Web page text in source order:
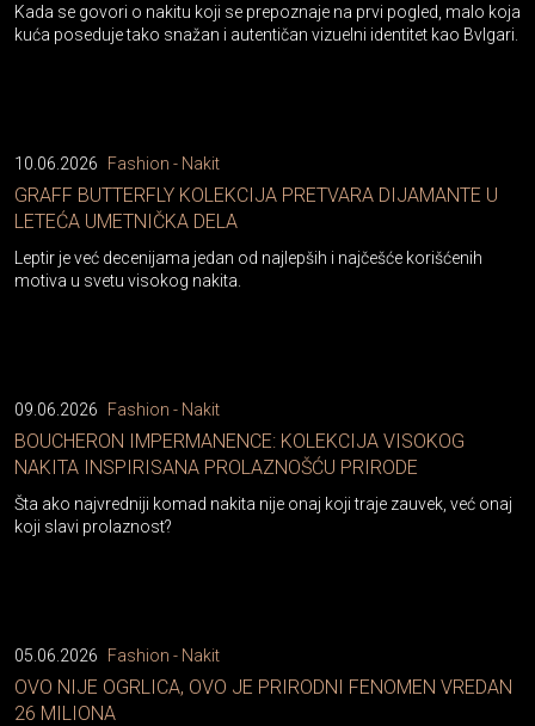
Kada se govori o nakitu koji se prepoznaje na prvi pogled, malo koja
kuća poseduje tako snažan i autentičan vizuelni identitet kao Bvlgari.
10.06.2026 Fashion - Nakit
GRAFF BUTTERFLY KOLEKCIJA PRETVARA DIJAMANTE U
LETEĆA UMETNIČKA DELA
Leptir je već decenijama jedan od najlepših i najčešće korišćenih
motiva u svetu visokog nakita.
09.06.2026 Fashion - Nakit
BOUCHERON IMPERMANENCE: KOLEKCIJA VISOKOG
NAKITA INSPIRISANA PROLAZNOŠĆU PRIRODE
Šta ako najvredniji komad nakita nije onaj koji traje zauvek, već onaj
koji slavi prolaznost?
05.06.2026 Fashion - Nakit
OVO NIJE OGRLICA, OVO JE PRIRODNI FENOMEN VREDAN
26 MILIONA